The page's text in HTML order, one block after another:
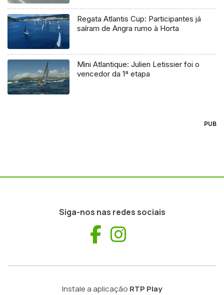
Regata Atlantis Cup: Participantes já
saíram de Angra rumo à Horta
Mini Atlantique: Julien Letissier foi o
vencedor da 1ª etapa
PUB
Siga-nos nas redes sociais
Facebook
Instale a aplicação RTP Play